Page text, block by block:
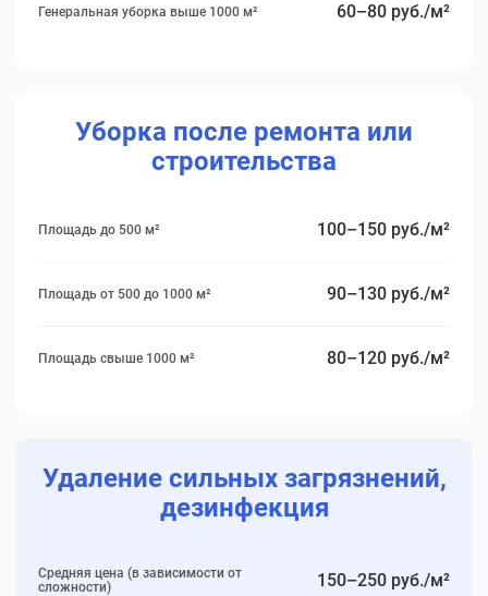
Генеральная уборка выше 1000 м² 60–80 руб./м²
Уборка после ремонта или
строительства
Площадь до 500 м² 100–150 руб./м²
Площадь от 500 до 1000 м² 90–130 руб./м²
Площадь свыше 1000 м² 80–120 руб./м²
Удаление сильных загрязнений,
дезинфекция
Средняя цена (в зависимости от
сложности)
150–250 руб./м²